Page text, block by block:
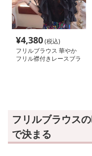
¥4,380(税込)
フリルブラウス 華やか
フリル襟付きレースブラ
フリルブラウス
で決まる